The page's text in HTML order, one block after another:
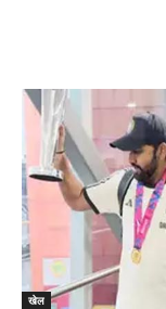
खेल